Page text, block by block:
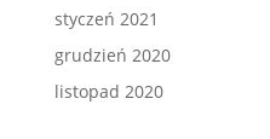
styczeń 2021
grudzień 2020
listopad 2020